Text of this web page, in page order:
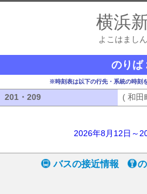
横浜
よこはまし
のりば
※時刻表は以下の行先・系統の時刻
201・209 ( 和田
2026年8月12日～
バスの接近情報